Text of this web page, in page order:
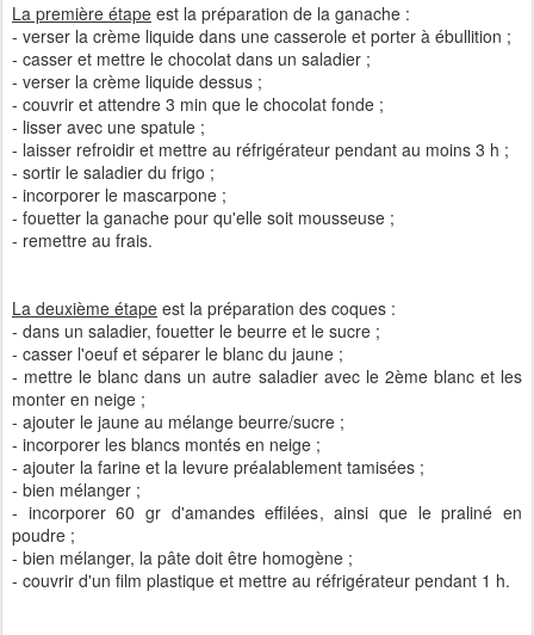
La première étape est la préparation de la ganache :
- verser la crème liquide dans une casserole et porter à ébullition ;
- casser et mettre le chocolat dans un saladier ;
- verser la crème liquide dessus ;
- couvrir et attendre 3 min que le chocolat fonde ;
- lisser avec une spatule ;
- laisser refroidir et mettre au réfrigérateur pendant au moins 3 h ;
- sortir le saladier du frigo ;
- incorporer le mascarpone ;
- fouetter la ganache pour qu'elle soit mousseuse ;
- remettre au frais.
La deuxième étape est la préparation des coques :
- dans un saladier, fouetter le beurre et le sucre ;
- casser l'oeuf et séparer le blanc du jaune ;
- mettre le blanc dans un autre saladier avec le 2ème blanc et les
monter en neige ;
- ajouter le jaune au mélange beurre/sucre ;
- incorporer les blancs montés en neige ;
- ajouter la farine et la levure préalablement tamisées ;
- bien mélanger ;
- incorporer 60 gr d'amandes effilées, ainsi que le praliné en
poudre ;
- bien mélanger, la pâte doit être homogène ;
- couvrir d'un film plastique et mettre au réfrigérateur pendant 1 h.